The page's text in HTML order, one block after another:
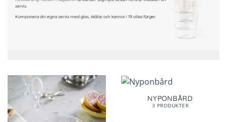
servis.
Komponera din egna servis med glas, skålar och kannor i 19 olika färger.
NYPONBÅRD
3 PRODUKTER